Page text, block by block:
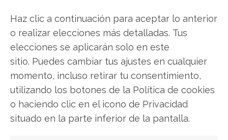
Haz clic a continuación para aceptar lo anterior
o realizar elecciones más detalladas. Tus
elecciones se aplicarán solo en este
sitio. Puedes cambiar tus ajustes en cualquier
momento, incluso retirar tu consentimiento,
utilizando los botones de la Política de cookies
o haciendo clic en el icono de Privacidad
situado en la parte inferior de la pantalla.
SOBRE EL AUTOR
Carmen Ruiz López
Periodista especializada en tecnología y
transformación digital con más de 8 años de
experiencia. Experta en inteligencia artificial,
ciberseguridad y startups tecnológicas.
Ver todos los artículos →